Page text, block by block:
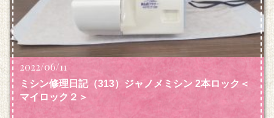
2022/06/11
ミシン修理日記（313）ジャノメミシン 2本ロック＜
マイロック２＞